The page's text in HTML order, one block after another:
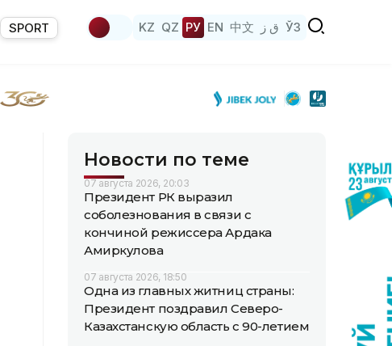
SPORT KZ QZ РУ EN 中文 ق ز ЎЗ
Новости по теме
07 августа 2026, 20:03
Президент РК выразил
соболезнования в связи с
кончиной режиссера Ардака
Амиркулова
07 августа 2026, 18:50
Одна из главных житниц страны:
Президент поздравил Северо-
Казахстанскую область с 90-летием